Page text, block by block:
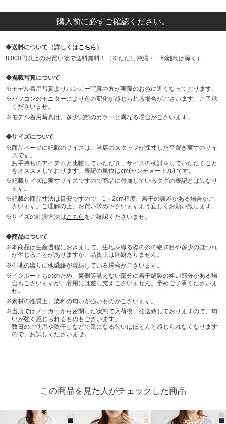
購入前に必ずご確認ください。
送料について（詳しくはこちら ）
8,000円以上のお買い物で送料無料！（※ただし沖縄・一部離島は除く）
掲載写真について
モデル着用写真よりハンガー写真の方が実際のお色に近くなっております。
パソコンのモニターにより色の変化が感じられる場合がございます。ご了承
くださいませ。
モデル着用写真は、多少実際のカラーと異なる場合がございます。
サイズについて
商品ページに記載のサイズは、当店のスタッフが採寸した平置き実寸のサイ
ズです。
お手持ちのアイテムと比較していただき、サイズの検討をしていただくこと
をオススメしております。表記の単位はcm(センチメートル) です。
記載サイズは実寸サイズですので商品に付属しているタグの表記とは異なり
ます。
記載の商品寸法は目安ですので、1～2cm程度、若干の誤差がある場合がご
ざいます。ご理解の上、お買い求め下さいますよう宜しくお願い致します。
サイズの計測方法はこちら をご確認くださいませ。
商品について
本商品は生産過程におきまして、生地を織る際の糸の継ぎ目や多少のほつれ
が生じることがありますが、品質上は問題ありません。
生地の織りに他繊維が混紡している場合がございます。
インポートもののため、裏側等見えない部分に若干縫製の粗い部分がある場
合もございますが、着用には差し支えございません。予めご了承くださいま
せ。
素材の性質上、染料の匂いが強いものがございます。
当店ではメーカーから密閉した状態で入荷後、発送致しておりますので、匂
いが強く感じられるものもございます。
数日のご使用や陰干しなどで気になる匂いはほとんど感じられなくなります
ので、お試しくださいませ。
この商品を見た人がチェックした商品